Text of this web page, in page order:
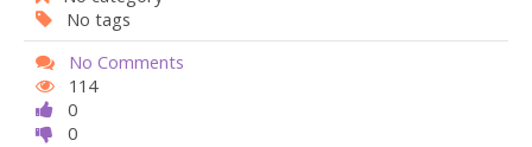
k p
No tags
No Comments
114
0
0